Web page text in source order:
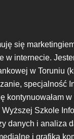
się
w internecie.
w Toruniu
specjalność
kontynuowałam
Szkole
danych i analiza
i grafika